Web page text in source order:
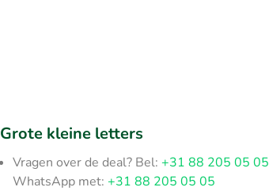
Grote kleine letters
Vragen over de deal? Bel:+31 88 205 05 05
WhatsApp met:+31 88 205 05 05